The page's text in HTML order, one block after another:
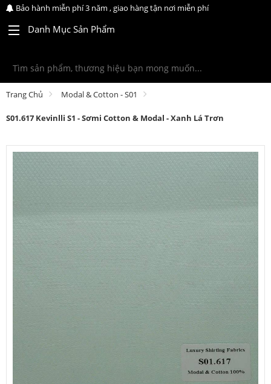
Bảo hành miễn phí 3 năm , giao hàng tận nơi miễn phí
Danh Mục Sản Phẩm
Trang Chủ Modal & Cotton - S01
S01.617 Kevinlli S1 - Sơmi Cotton & Modal - Xanh Lá Trơn